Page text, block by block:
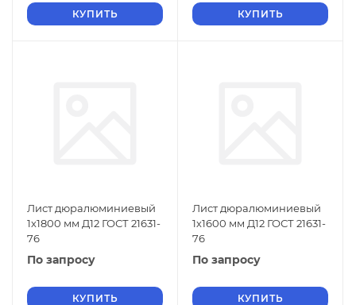
КУПИТЬ КУПИТЬ
Лист дюралюминиевый
1х1800 мм Д12 ГОСТ 21631-
76
По запросу
КУПИТЬ
Лист дюралюминиевый
1х1600 мм Д12 ГОСТ 21631-
76
По запросу
КУПИТЬ